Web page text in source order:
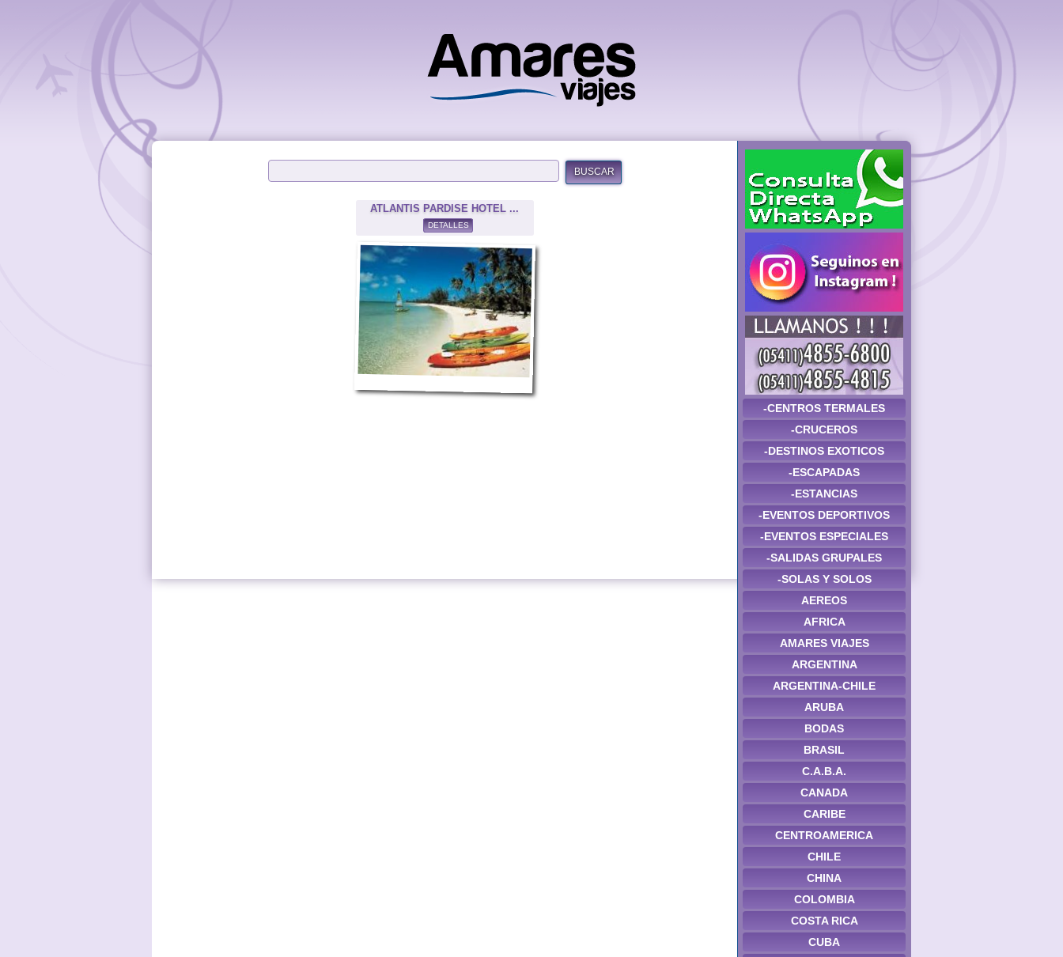
-CENTROS TERMALES
-CRUCEROS
-DESTINOS EXOTICOS
-ESCAPADAS
-ESTANCIAS
-EVENTOS DEPORTIVOS
-EVENTOS ESPECIALES
-SALIDAS GRUPALES
-SOLAS Y SOLOS
AEREOS
AFRICA
AMARES VIAJES
ARGENTINA
ARGENTINA-CHILE
ARUBA
BODAS
BRASIL
C.A.B.A.
CANADA
CARIBE
CENTROAMERICA
CHILE
CHINA
COLOMBIA
COSTA RICA
CUBA
BUSCAR
ATLANTIS PARDISE HOTEL ...
DETALLES